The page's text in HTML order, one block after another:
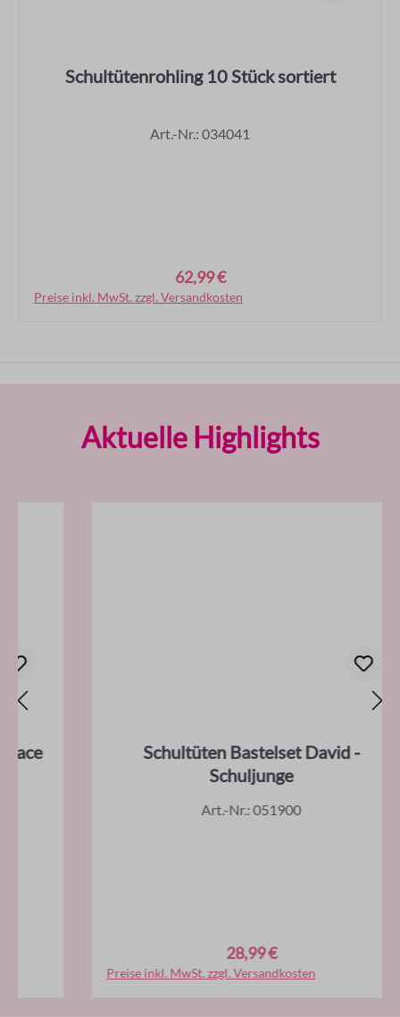
Schultütenrohling 10 Stück sortiert
Art.-Nr.: 034041
62,99 €
Preise inkl. MwSt. zzgl. Versandkosten
In den Warenkorb
Aktuelle Highlights
Schultüten Bastelset David -
Schuljunge
Art.-Nr.: 051900
Preise inkl. MwSt. zzgl. Versandkosten
In den Warenkorb